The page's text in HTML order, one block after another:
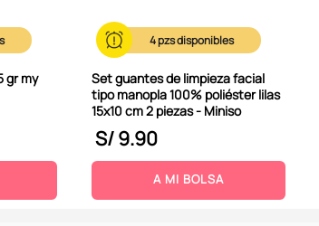
gr my
4
Set guantes de limpieza facial
tipo manopla 100% poliéster lilas
15x10 cm 2 piezas - Miniso
S/9.90
A MI BOLSA